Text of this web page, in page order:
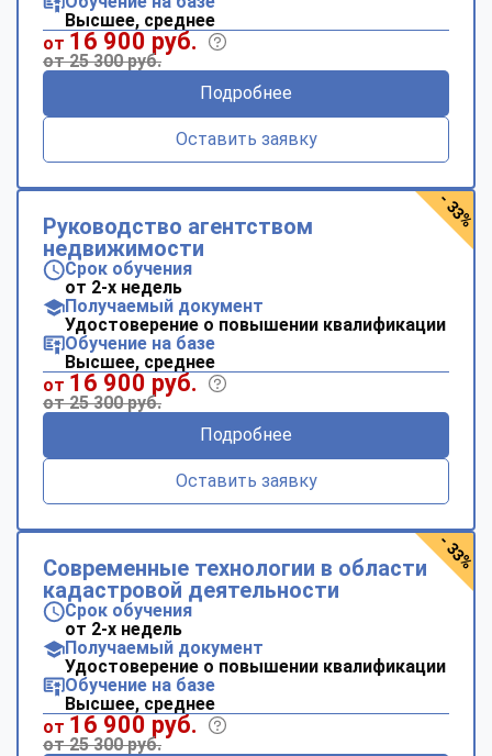
Высшее, среднее
от 16 900 руб.
от 25 300 руб.
Подробнее
Оставить заявку
Руководство агентством
недвижимости
Срок обучения
от 2-х недель
Получаемый документ
Удостоверение о повышении квалификации
Обучение на базе
Высшее, среднее
от 16 900 руб.
от 25 300 руб.
Подробнее
Оставить заявку
- 33%
Современные технологии в области
кадастровой деятельности
Срок обучения
от 2-х недель
Получаемый документ
Удостоверение о повышении квалификации
Обучение на базе
Высшее, среднее
от 16 900 руб.
от 25 300 руб.
- 33%